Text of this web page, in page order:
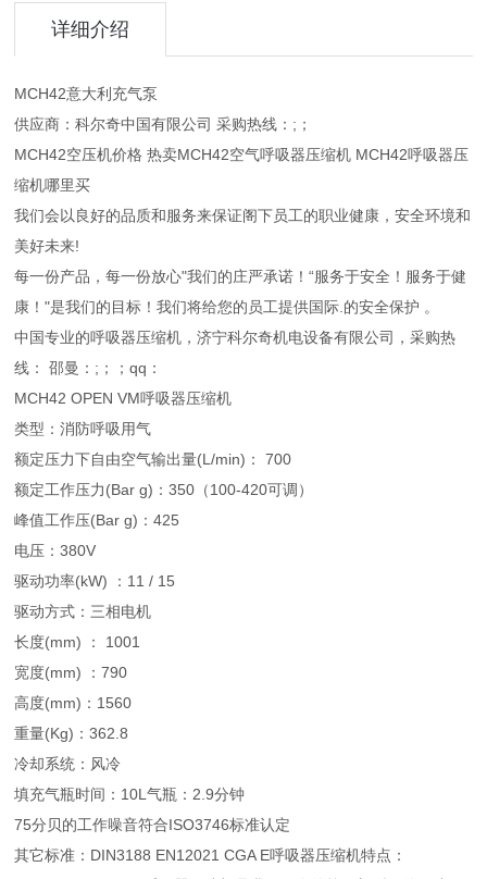
详细介绍
MCH42意大利充气泵
供应商：科尔奇中国有限公司 采购热线：;；
MCH42空压机价格 热卖MCH42空气呼吸器压缩机 MCH42呼吸器压
缩机哪里买
我们会以良好的品质和服务来保证阁下员工的职业健康，安全环境和
美好未来!
每一份产品，每一份放心"我们的庄严承诺！“服务于安全！服务于健
康！"是我们的目标！我们将给您的员工提供国际.的安全保护 。
中国专业的呼吸器压缩机，济宁科尔奇机电设备有限公司，采购热
线： 邵曼：;；；qq：
MCH42 OPEN VM呼吸器压缩机
类型：消防呼吸用气
额定压力下自由空气输出量(L/min)： 700
额定工作压力(Bar g)：350（100-420可调）
峰值工作压(Bar g)：425
电压：380V
驱动功率(kW) ：11 / 15
驱动方式：三相电机
长度(mm) ： 1001
宽度(mm) ：790
高度(mm)：1560
重量(Kg)：362.8
冷却系统：风冷
填充气瓶时间：10L气瓶：2.9分钟
75分贝的工作噪音符合ISO3746标准认定
其它标准：DIN3188 EN12021 CGA E呼吸器压缩机特点：